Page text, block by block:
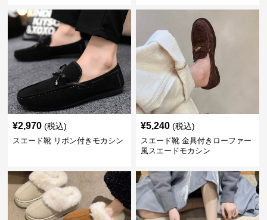
¥2,970 (税込)
スエード靴 リボン付きモカシン
¥5,240 (税込)
スエード靴 金具付きローファー
風スエードモカシン